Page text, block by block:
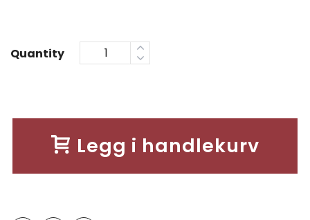
Quantity
Legg i handlekurv